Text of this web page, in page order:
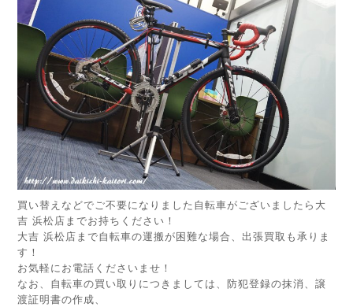
買い替えなどでご不要になりました自転車がございましたら大
吉 浜松店までお持ちください！
大吉 浜松店まで自転車の運搬が困難な場合、出張買取も承りま
す！
お気軽にお電話くださいませ！
なお、自転車の買い取りにつきましては、防犯登録の抹消、譲
渡証明書の作成、